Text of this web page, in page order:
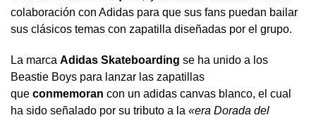
colaboración con Adidas para que sus fans puedan bailar
sus clásicos temas con zapatilla diseñadas por el grupo.
La marca Adidas Skateboarding se ha unido a los
Beastie Boys para lanzar las zapatillas
que conmemoran con un adidas canvas blanco, el cual
ha sido señalado por su tributo a la «era Dorada del